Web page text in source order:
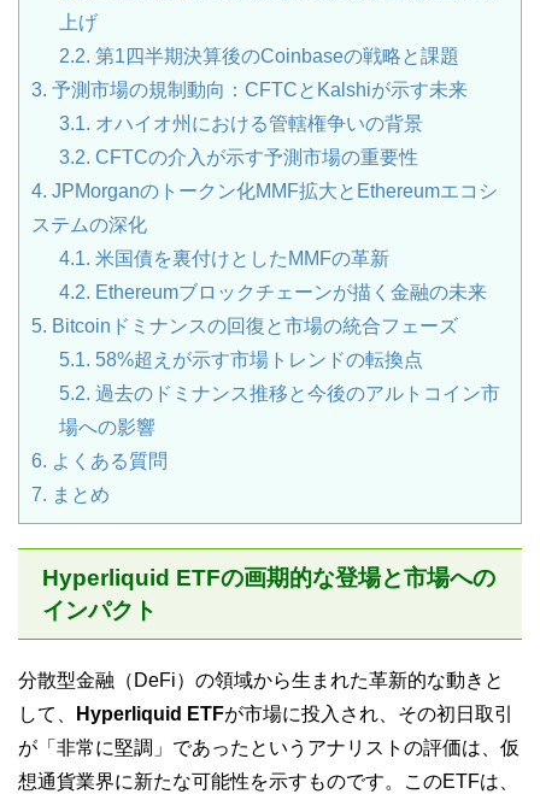
上げ
2.2. 第1四半期決算後のCoinbaseの戦略と課題
3. 予測市場の規制動向：CFTCとKalshiが示す未来
3.1. オハイオ州における管轄権争いの背景
3.2. CFTCの介入が示す予測市場の重要性
4. JPMorganのトークン化MMF拡大とEthereumエコシ
ステムの深化
4.1. 米国債を裏付けとしたMMFの革新
4.2. Ethereumブロックチェーンが描く金融の未来
5. Bitcoinドミナンスの回復と市場の統合フェーズ
5.1. 58%超えが示す市場トレンドの転換点
5.2. 過去のドミナンス推移と今後のアルトコイン市
場への影響
6. よくある質問
7. まとめ
Hyperliquid ETFの画期的な登場と市場への
インパクト
分散型金融（DeFi）の領域から生まれた革新的な動きと
して、
Hyperliquid ETFが市場に投入され、その初日取引
が「非常に堅調」であったというアナリストの評価は、仮
想通貨業界に新たな可能性を示すものです。このETFは、